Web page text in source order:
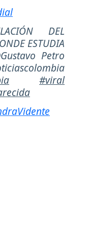
DEL
ESTUDIA
Petro
#viral